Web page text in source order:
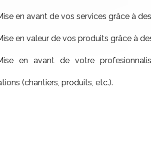
en avant de vos services grâce à
en valeur de vos produits grâce à
en avant de votre
(chantiers, produits, etc.).